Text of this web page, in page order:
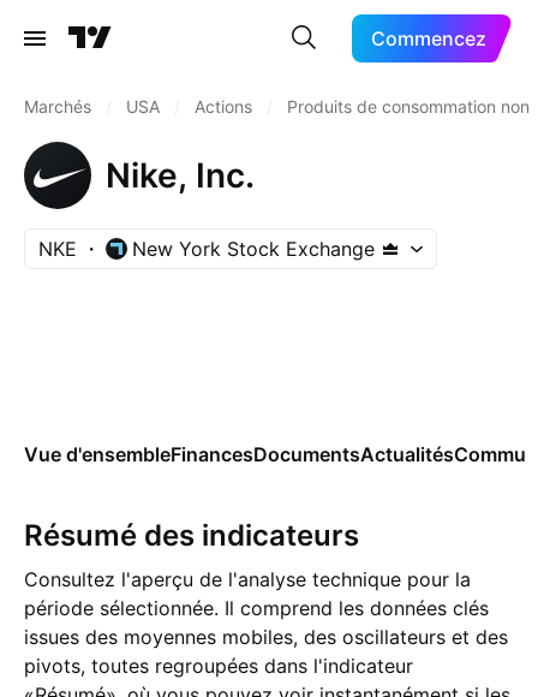
Commencez
Marchés USA Actions Produits de consommation non
Nike, Inc.
NKE New York Stock Exchange
Vue d'ensembleFinancesDocumentsActualités
Résumé des indicateurs
Consultez l'aperçu de l'analyse technique pour la
période sélectionnée. Il comprend les données clés
issues des moyennes mobiles, des oscillateurs et des
pivots, toutes regroupées dans l'indicateur